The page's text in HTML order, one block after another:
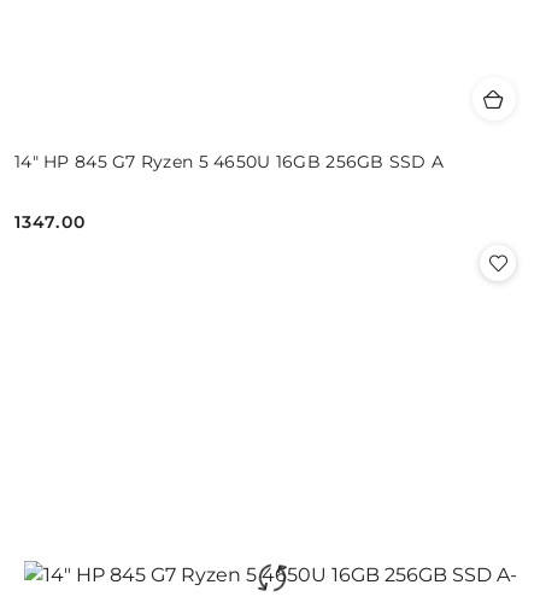
14" HP 845 G7 Ryzen 5 4650U 16GB 256GB SSD A
Cena:
1347.00